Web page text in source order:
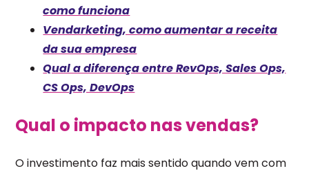
como funciona
Vendarketing, como aumentar a receita
da sua empresa
Qual a diferença entre RevOps, Sales Ops,
CS Ops, DevOps
Qual o impacto nas vendas?
O investimento faz mais sentido quando vem com